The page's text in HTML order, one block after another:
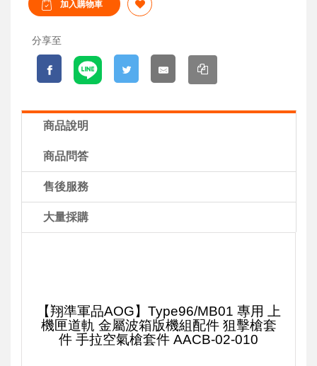
分享至
商品說明
商品問答
售後服務
大量採購
【翔準軍品AOG】Type96/MB01 專用 上
機匣道軌 金屬波箱版機組配件 狙擊槍套
件 手拉空氣槍套件 AACB-02-010